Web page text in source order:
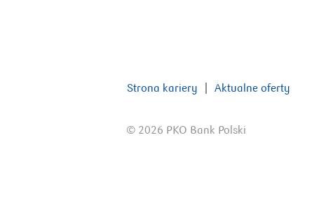
Strona kariery Aktualne oferty
© 2026 PKO Bank Polski